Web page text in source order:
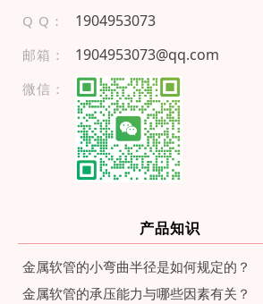
Q Q： 1904953073
邮箱： 1904953073@qq.com
微信：
产品知识
金属软管的小弯曲半径是如何规定的？
金属软管的承压能力与哪些因素有关？